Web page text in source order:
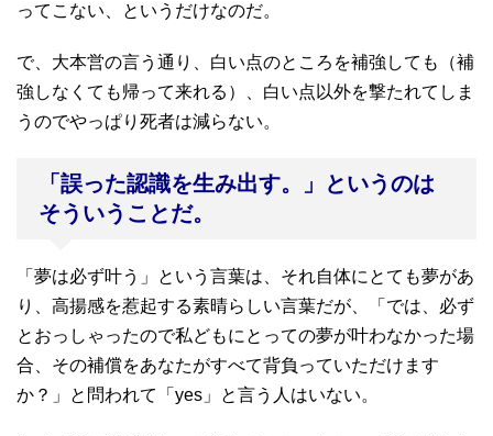
ってこない、というだけなのだ。
で、大本営の言う通り、白い点のところを補強しても（補
強しなくても帰って来れる）、白い点以外を撃たれてしま
うのでやっぱり死者は減らない。
「誤った認識を生み出す。」というのは
そういうことだ。
「夢は必ず叶う」という言葉は、それ自体にとても夢があ
り、高揚感を惹起する素晴らしい言葉だが、「では、必ず
とおっしゃったので私どもにとっての夢が叶わなかった場
合、その補償をあなたがすべて背負っていただけます
か？」と問われて「yes」と言う人はいない。